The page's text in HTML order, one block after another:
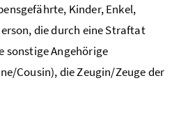
Kinder, Enkel,
die durch eine Straftat
sonstige Angehörige
Cousin), die Zeugin/Zeuge der